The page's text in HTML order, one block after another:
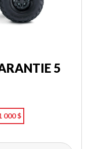
5
000 $